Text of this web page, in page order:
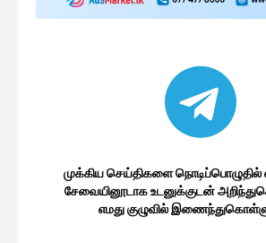
முக்கிய செய்திகளை
சேவையினூடாக உடனுக்குடன்
எமது குழுவில்